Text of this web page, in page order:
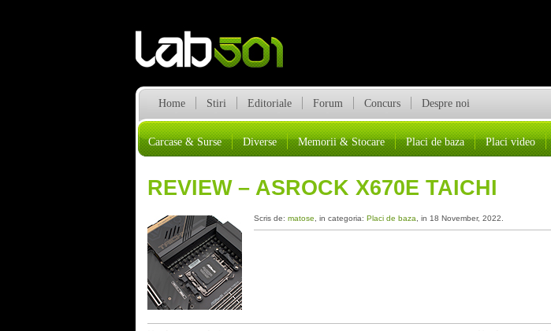
Home Stiri Editoriale Forum Concurs Despre noi
Carcase & Surse Diverse Memorii & Stocare Placi de baza Placi video
REVIEW – ASROCK X670E TAICHI
Scris de: matose , in categoria: Placi de baza , in 18 November, 2022.